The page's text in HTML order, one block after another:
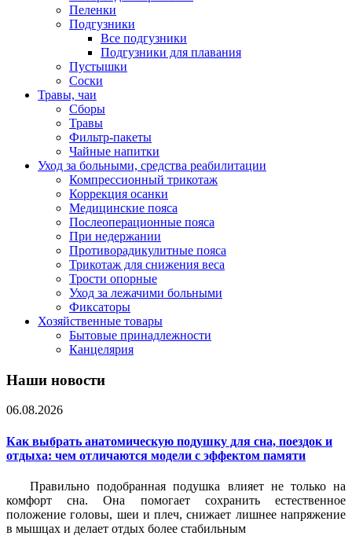
Пеленки
Подгузники
Все подгузники
Подгузники для плавания
Пустышки
Соски
Травы, чаи
Сборы
Травы
Фильтр-пакеты
Чайные напитки
Уход за больными, средства реабилитации
Компрессионный трикотаж
Коррекция осанки
Медицинские пояса
Послеоперационные пояса
При недержании
Противорадикулитные пояса
Трикотаж для снижения веса
Трости опорные
Уход за лежачими больными
Фиксаторы
Хозяйственные товары
Бытовые принадлежности
Канцелярия
Наши новости
06.08.2026
Как выбрать анатомическую подушку для сна, поездок и
отдыха: чем отличаются модели с эффектом памяти
Правильно подобранная подушка влияет не только на
комфорт сна. Она помогает сохранить естественное
положение головы, шеи и плеч, снижает лишнее напряжение
в мышцах и делает отдых более стабильным